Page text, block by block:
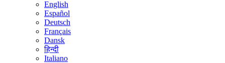
English
Español
Deutsch
Français
Dansk
हिन्दी
Italiano